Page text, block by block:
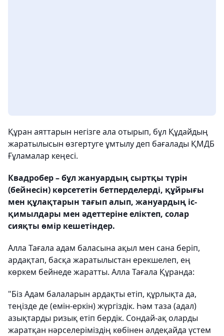
Құран аяттарын негізге ала отырып, бұл Құдайдың
жаратылысын өзгертуге ұмтылу деп бағалады ҚМДБ
Ғұламалар кеңесі.
Квадробер – бұл жануардың сыртқы түрін
(бейнесін) көрсететін бетперделерді, құйрығы
мен құлақтарын тағып алып, жануардың іс-
қимылдары мен әдеттеріне еліктеп, солар
сияқты өмір кешетіндер.
Алла Тағала адам баласына ақыл мен сана беріп,
ардақтап, басқа жаратылыстан ерекшелеп, ең
көркем бейнеде жаратты. Алла Тағала Құранда:
"Біз Адам балаларын ардақты етіп, құрлықта да,
теңізде де (емін-еркін) жүргіздік. Һәм таза (адал)
азықтарды ризық етіп бердік. Сондай-ақ оларды
жаратқан нәрселеріміздің көбінен әлдеқайда үстем